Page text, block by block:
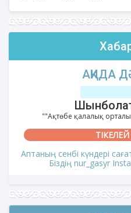
АҚИДА
""Ақтөбе қалалық
Аптаның сенбі күндері
Біздің nur_gasyr